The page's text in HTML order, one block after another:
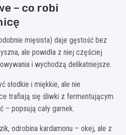
– co robi
mięsista) daje gęstość bez
ale powidła z niej częściej
i wychodzą delikatniejsze.
słodkie i miękkie, ale nie
trafiają się śliwki z fermentującym
– popsują cały garnek.
odrobina kardamonu – okej, ale z